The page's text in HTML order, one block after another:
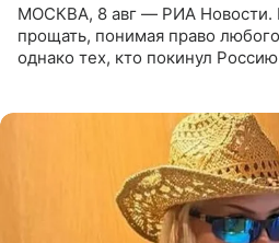
МОСКВА, 8 авг — РИА Новости.
прощать, понимая право
однако тех, кто покинул